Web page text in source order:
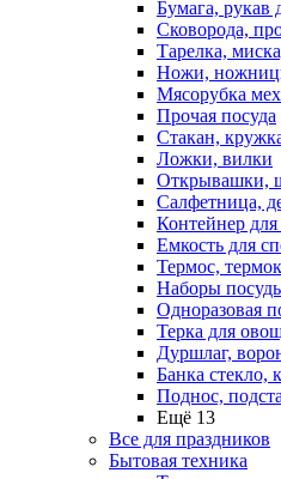
Бумага, рукав
Сковорода,
Тарелка,
Ножи,
Мясорубка
Прочая посуда
Стакан,
Ложки, вилки
Открывашки,
Салфетница,
Контейнер
Емкость для
Термос,
Наборы
Одноразовая
Терка для
Дуршлаг,
Банка стекло,
Поднос,
Ещё 13
Все для праздников
Бытовая техника